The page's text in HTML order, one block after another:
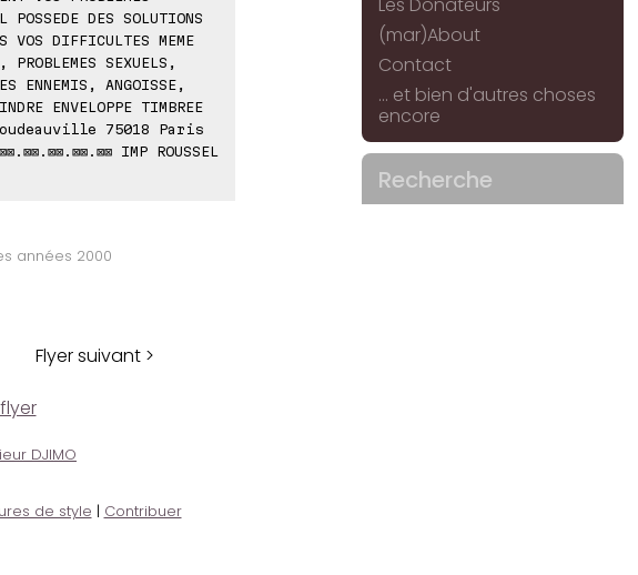
POSSEDE DES SOLUTIONS
VOS DIFFICULTES MEME
SEXUELS,
ENNEMIS, ANGOISSE,
ENVELOPPE TIMBREE
75018 Paris
IMP ROUSSEL
années 2000
Flyer suivant >
DJIMO
de style | Contribuer
Les Donateurs
(mar)About
Contact
... et bien d'autres choses
encore
Recherche